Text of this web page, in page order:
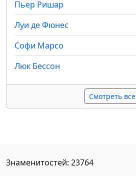
Пьер Ришар
Луи де Фюнес
Софи Марсо
Люк Бессон
Смотреть все
Знаменитостей: 23764